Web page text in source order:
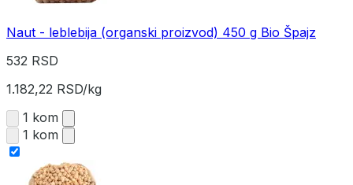
Naut - leblebija (organski proizvod) 450 g Bio Špajz
532 RSD
1.182,22 RSD/kg
1 kom
1 kom